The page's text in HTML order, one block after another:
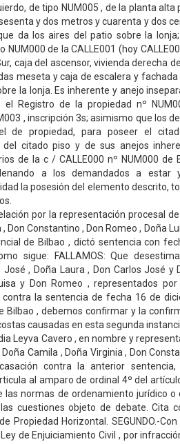
de tipo NUM005 , de la planta alta
y dos metros y cuarenta y dos
da los aires del patio sobre la
de la CALLE001 (hoy
caja del ascensor, vivienda derecha
meseta y caja de escalera y
la lonja. Es inherente y anejo
Registro de la propiedad nº
, inscripción 3s; asimismo que los
de propiedad, para poseer el
del citado piso y de sus anejos
de la c / CALLE000 nº NUM000 de
a los demandados a estar
la posesión del elemento descrito,
por la representación procesal
Don Constantino , Don Romeo , Doña
de Bilbao , dictó sentencia con
sigue: FALLAMOS: Que
, Doña Laura , Don Carlos José y
y Don Romeo , representados
contra la sentencia de fecha 16 de
Bilbao , debemos confirmar y la
causadas en esta segunda
Leyva Cavero , en nombre y
Camila , Doña Virginia , Don
contra la anterior
al amparo de ordinal 4º del
las normas de ordenamiento jurídico o
cuestiones objeto de debate. Cita
Propiedad Horizontal. SEGUNDO.-
de Enjuiciamiento Civil , por